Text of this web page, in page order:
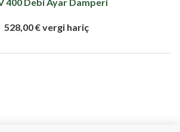
528,00 € vergi hariç